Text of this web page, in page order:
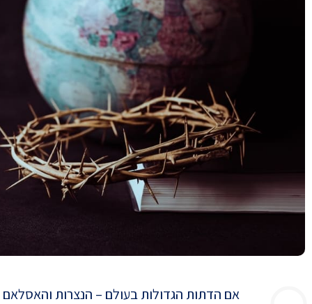
אם הדתות הגדולות בעולם – הנצרות